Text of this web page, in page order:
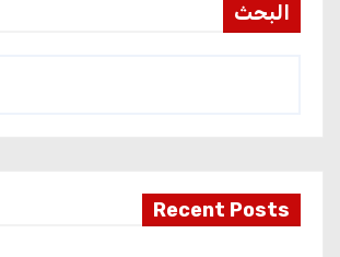
البحث
Recent Posts